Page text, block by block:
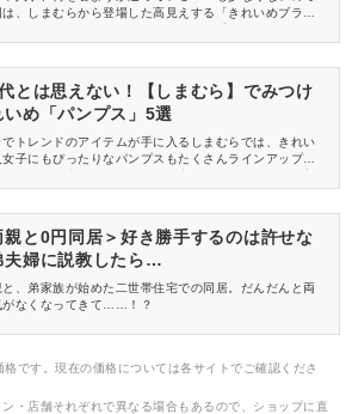
、しまむらから登場した高見えする「きれいめブラウ
ますよ♡
とは思えない！【しまむら】でみつけ
いめ「パンプス」5選
でトレンドのアイテムが手に入るしまむらでは、きれい
子にもぴったりなパンプスもたくさんラインアップさ
プスを5つピックアップしてご紹介♡大人可愛いパンプス
親と0円同居＞好き勝手するのは許せな
夫婦に説教したら…
、弟家族が始めた二世帯住宅での同居。だんだんと両
がなくなってきて……！？
です。現在の価格については各サイトでご確認くださ
・店舗それぞれで異なる場合もあるので、ショップに直